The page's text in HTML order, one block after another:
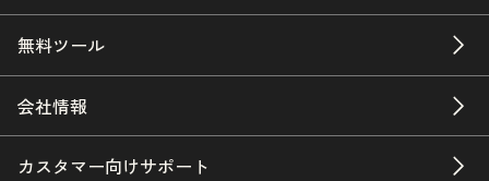
無料ツール
会社情報
カスタマー向けサポート